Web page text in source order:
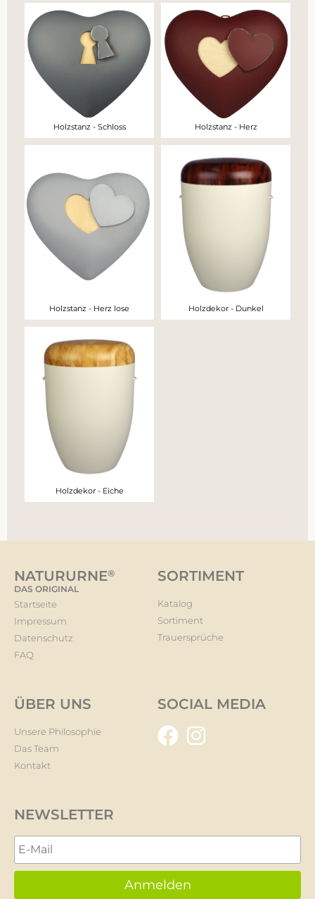
Holzstanz - Schloss Holzstanz - Herz
Holzstanz - Herz lose Holzdekor - Dunkel
Holzdekor - Eiche
NATURURNE®
DAS ORIGINAL
Startseite
Impressum
Datenschutz
FAQ
SORTIMENT
Katalog
Sortiment
Trauersprüche
ÜBER UNS
Unsere Philosophie
Das Team
Kontakt
SOCIAL MEDIA
NEWSLETTER
Anmelden